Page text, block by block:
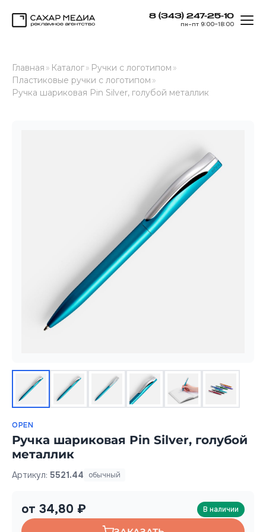
8 (343) 247-25-10
пн–пт 9:00–18:00
Главная » Каталог» Ручки с логотипом »
Пластиковые ручки с логотипом »
Ручка шариковая Pin Silver, голубой металлик
OPEN
Ручка шариковая Pin Silver, голубой
металлик
Артикул: 5521.44 обычный
от 34,80 ₽ В наличии